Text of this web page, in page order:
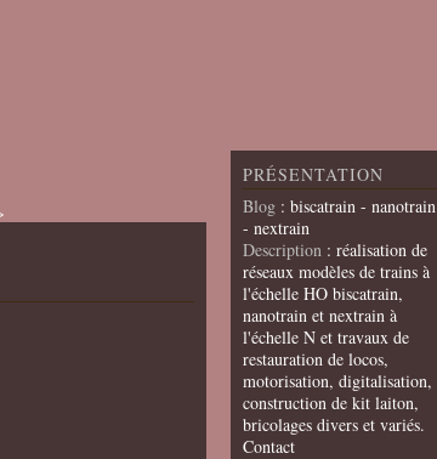
PRÉSENTATION
Blog : biscatrain - nanotrain
- nextrain
Description : réalisation de
réseaux modèles de trains à
l'échelle HO biscatrain,
nanotrain et nextrain à
l'échelle N et travaux de
restauration de locos,
motorisation, digitalisation,
construction de kit laiton,
bricolages divers et variés.
Contact